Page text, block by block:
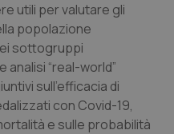
utili per valutare gli
popolazione
sottogruppi
“real-world”
sull’efficacia di
con Covid-19,
e sulle probabilità